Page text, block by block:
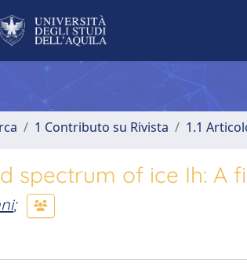
1 Contributo su Rivista 1.1
spectrum of ice Ih: A
;